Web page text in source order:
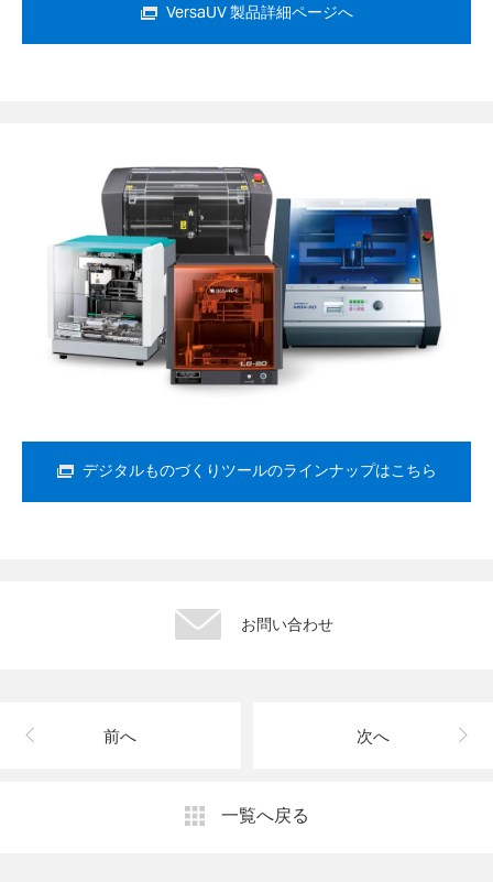
VersaUV 製品詳細ページへ
デジタルものづくりツールのラインナップはこちら
お問い合わせ
前へ 次へ
一覧へ戻る